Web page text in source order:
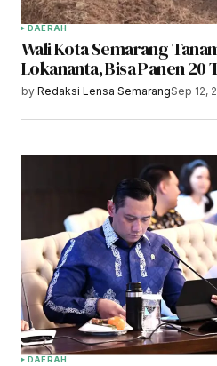
DAERAH
Wali Kota Semarang
Lokananta, Bisa Panen 20
by Redaksi Lensa SemarangSep 12,
DAERAH